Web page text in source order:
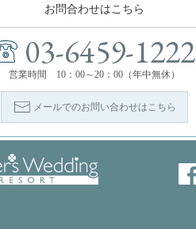
お問合わせはこちら
03-6459-1222
営業時間 10：00～20：00（年中無休）
メールでのお問い合わせはこちら